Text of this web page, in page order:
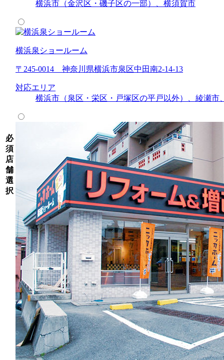
必
須
店
舗
選
択
横浜市（金沢区・磯子区の一部）、横須賀市
横浜泉ショールーム
〒245-0014 神奈川県横浜市泉区中田南2-14-13
対応エリア
横浜市（泉区・栄区・戸塚区の平戸以外）、綾瀬市